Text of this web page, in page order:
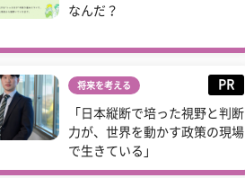
なんだ？
将来を考える PR
「日本縦断で培った視野と判断
力が、世界を動かす政策の現場
で生きている」